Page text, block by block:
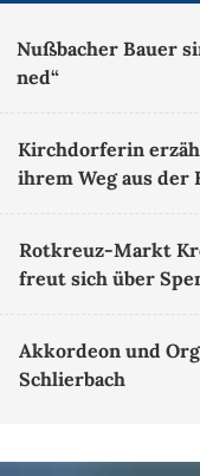
Nußbacher Bauer
ned“
Kirchdorferin
ihrem Weg aus der
Rotkreuz-Markt
freut sich über
Akkordeon und
Schlierbach